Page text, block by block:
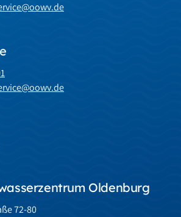
Oldenburg
72-80